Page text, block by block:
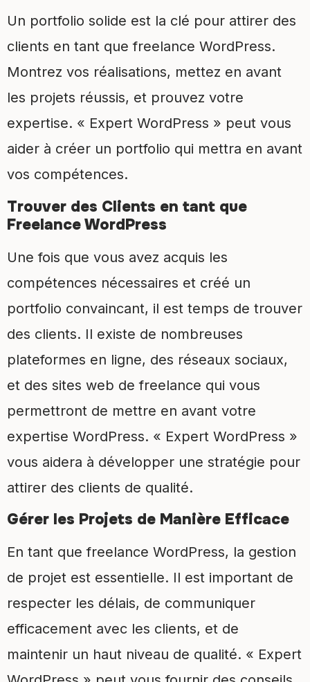
Un portfolio solide est la clé pour attirer des
clients en tant que freelance WordPress.
Montrez vos réalisations, mettez en avant
les projets réussis, et prouvez votre
expertise. « Expert WordPress » peut vous
aider à créer un portfolio qui mettra en avant
vos compétences.
Trouver des Clients en tant que
Freelance WordPress
Une fois que vous avez acquis les
compétences nécessaires et créé un
portfolio convaincant, il est temps de trouver
des clients. Il existe de nombreuses
plateformes en ligne, des réseaux sociaux,
et des sites web de freelance qui vous
permettront de mettre en avant votre
expertise WordPress. « Expert WordPress »
vous aidera à développer une stratégie pour
attirer des clients de qualité.
Gérer les Projets de Manière Efficace
En tant que freelance WordPress, la gestion
de projet est essentielle. Il est important de
respecter les délais, de communiquer
efficacement avec les clients, et de
maintenir un haut niveau de qualité. « Expert